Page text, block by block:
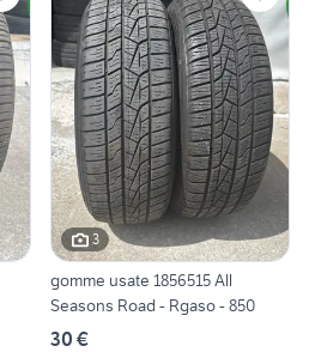
3
gomme usate 1856515 All
Seasons Road - Rgaso - 850
30 €